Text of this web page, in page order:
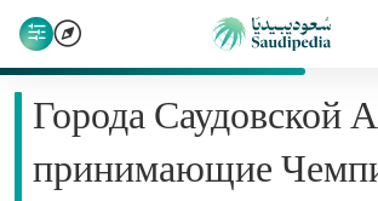
Города Саудовской
принимающие